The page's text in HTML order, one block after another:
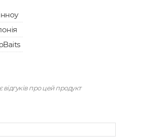
відгуків про цей продукт